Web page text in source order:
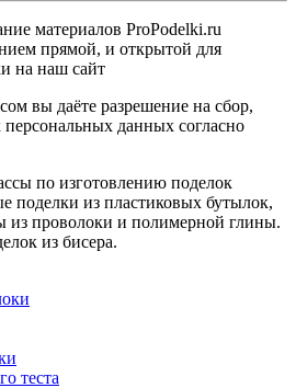
материалов ProPodelki.ru
прямой, и открытой для
на наш сайт
вы даёте разрешение на сбор,
данных согласно
по изготовлению поделок
поделки из пластиковых бутылок,
из проволоки и полимерной глины.
из бисера.
теста